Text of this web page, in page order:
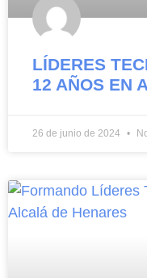
LÍDERES
12 AÑOS EN
26 de junio de 2024